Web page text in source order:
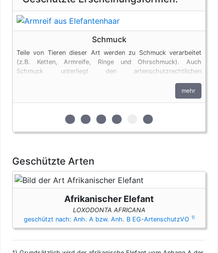
Schmuck
Teile von Tieren dieser Art werden zu Schmuck verarbeitet
(z.B. Ketten, Armreife, Ringe und Ohrschmuck). Auch
Schmuck unterliegt den artenschutzrechtlichen
mehr
zur 1. geschützten Erscheinungsform
zur 2. geschützten
zur 3. geschützten
zur 4. geschützten
zur 5. geschützten
zur 6. geschützten
Geschützte Arten
Afrikanischer Elefant
LOXODONTA AFRICANA
geschützt nach: Anh. A bzw. Anh. B EG-ArtenschutzVO 1)